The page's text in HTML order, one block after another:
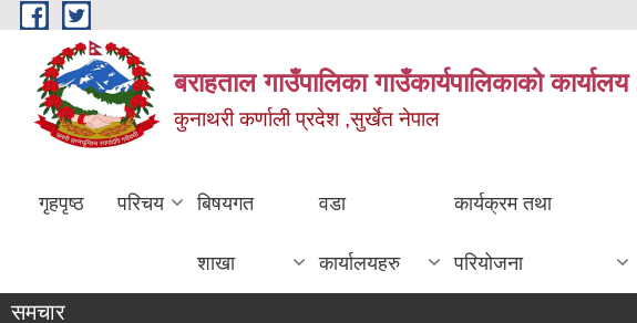
Skip to main content
बराहताल गाउँपालिका गाउँकार्यपालिकाको कार्यालय
कुनाथरी कर्णाली प्रदेश ,सुर्खेत नेपाल
गृहपृष्ठ परिचय बिषयगत
शाखा
वडा
कार्यालयहरु
कार्यक्रम तथा
परियोजना
समचार